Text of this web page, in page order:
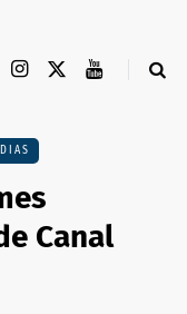
Canal